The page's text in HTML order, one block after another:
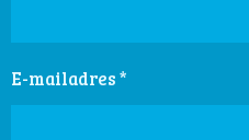
E-mailadres *